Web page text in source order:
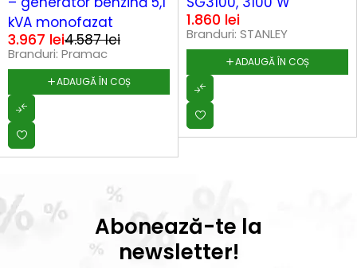
kVA monofazat
4.587lei
3.967 lei
Branduri: Pramac
ADAUGĂ ÎN COȘ
1.860 lei
Branduri: STANLEY
ADAUGĂ ÎN COȘ
Abonează-te la
newsletter!